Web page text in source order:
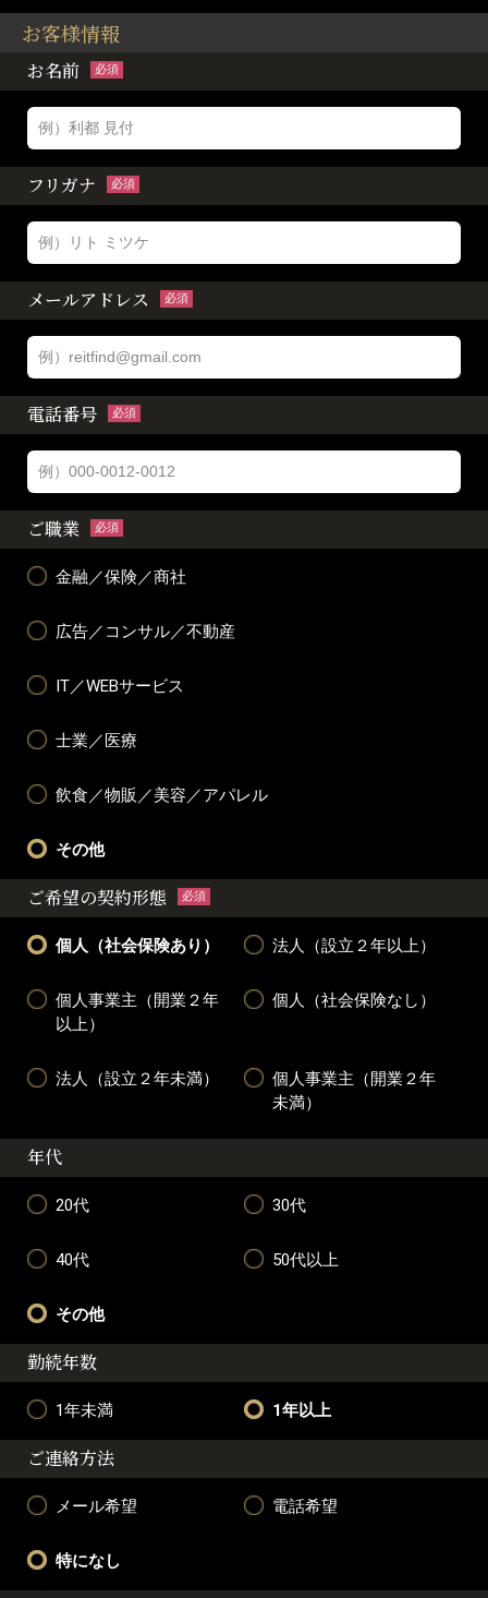
お客様情報
お名前 必須
フリガナ 必須
メールアドレス 必須
電話番号 必須
ご職業 必須
金融／保険／商社
広告／コンサル／不動産
IT／WEBサービス
士業／医療
飲食／物販／美容／アパレル
その他
ご希望の契約形態 必須
個人（社会保険あり） 法人（設立２年以上）
個人事業主（開業２年
以上）
個人（社会保険なし）
法人（設立２年未満）
個人事業主（開業２年
未満）
年代
20代 30代
40代 50代以上
その他
勤続年数
1年未満 1年以上
ご連絡方法
メール希望 電話希望
特になし